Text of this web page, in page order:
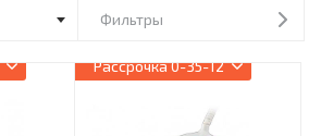
Фильтры
Рассрочка0-35-12